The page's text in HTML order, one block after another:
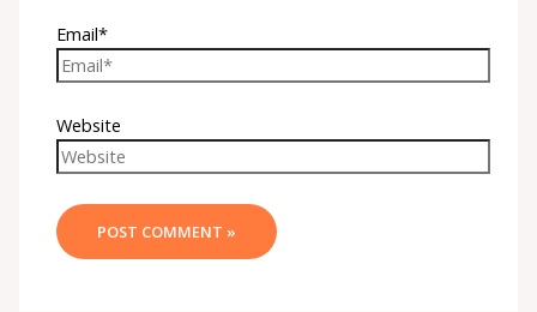
Email*
Website